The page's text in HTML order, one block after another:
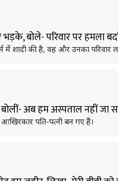
भड़के, बोले- परिवार पर हमला
में शादी की है, वह और उनका
बोलीं- अब हम अस्पताल नहीं
आखिरकार पति-पत्नी बन गए हैं।